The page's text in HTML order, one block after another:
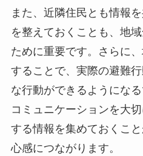
また、近隣住民とも情報
を整えておくことも、地
ために重要です。さらに
することで、実際の避難
な行動ができるようにな
コミュニケーションを大
する情報を集めておくこ
心感につながります。